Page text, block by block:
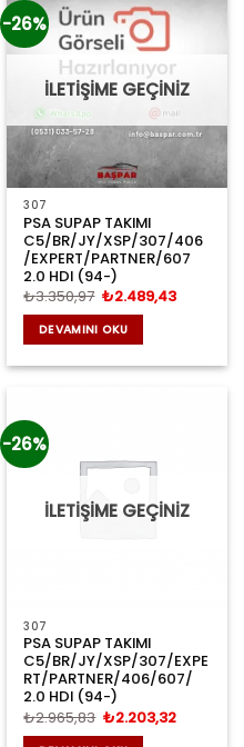
-26%
İLETİŞİME GEÇİNİZ
307
PSA SUPAP TAKIMI
C5/BR/JY/XSP/307/406
/EXPERT/PARTNER/607
2.0 HDI (94-)
₺3.350,97 Orijinal
fiyat:
₺3.350,97.
₺2.489,43Şu
DEVAMINI OKU
-26%
İLETİŞİME GEÇİNİZ
307
PSA SUPAP TAKIMI
C5/BR/JY/XSP/307/EXPE
RT/PARTNER/406/607/
2.0 HDI (94-)
₺2.965,83 Orijinal
fiyat:
₺2.203,32Şu